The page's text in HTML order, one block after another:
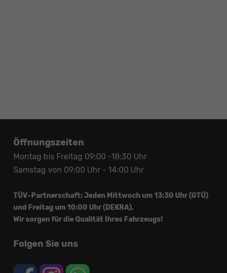
Öffnungszeiten
Montag bis Freitag 09:00 -18:30 Uhr
Samstag von 09:00 Uhr - 14:00 Uhr
TÜV-Partnerschaft: Jeden Mittwoch um 13:30 Uhr (GTÜ)
und Freitag um 10:00 Uhr (DEKRA).
Wir sorgen für die Qualität Ihres Fahrzeugs!
Folgen Sie uns